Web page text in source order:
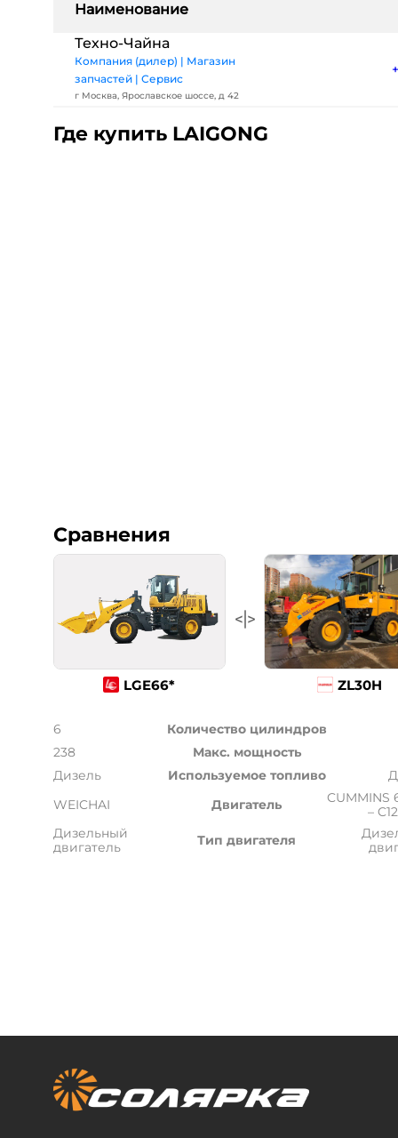
Наименование
Техно-Чайна
Компания (дилер) | Магазин
запчастей | Сервис
г Москва, Ярославское шоссе, д 42
Где купить LAIGONG
Сравнения
LGE66* ZL30H
6 Количество цилиндров
238
Макс. мощность
Дизель
Используемое топливо
WEICHAI
Двигатель
CUMMINS
–
Дизельный
двигатель
Тип двигателя